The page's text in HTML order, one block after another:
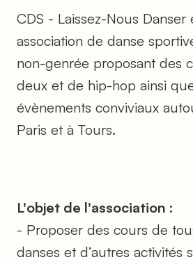
CDS - Laissez-Nous Danser
association de danse
non-genrée proposant des
deux et de hip-hop ainsi
évènements conviviaux
Paris et à Tours.
L'objet de l'association :
- Proposer des cours de
danses et d’autres activités